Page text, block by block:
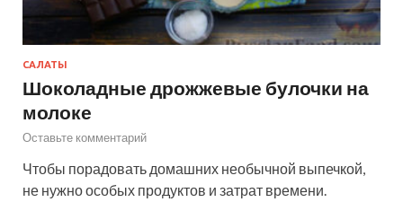
САЛАТЫ
Шоколадные дрожжевые булочки на
молоке
Оставьте комментарий
Чтобы порадовать домашних необычной выпечкой,
не нужно особых продуктов и затрат времени.